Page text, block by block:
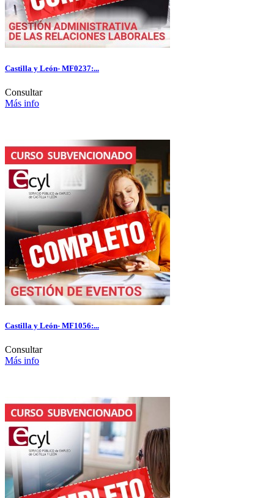
Castilla y León- MF0237:...
Consultar
Más info
Castilla y León- MF1056:...
Consultar
Más info